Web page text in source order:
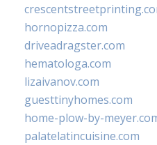
hornopizza.com
driveadragster.com
hematologa.com
lizaivanov.com
guesttinyhomes.com
home-plow-by-
palatelatincuisine.com